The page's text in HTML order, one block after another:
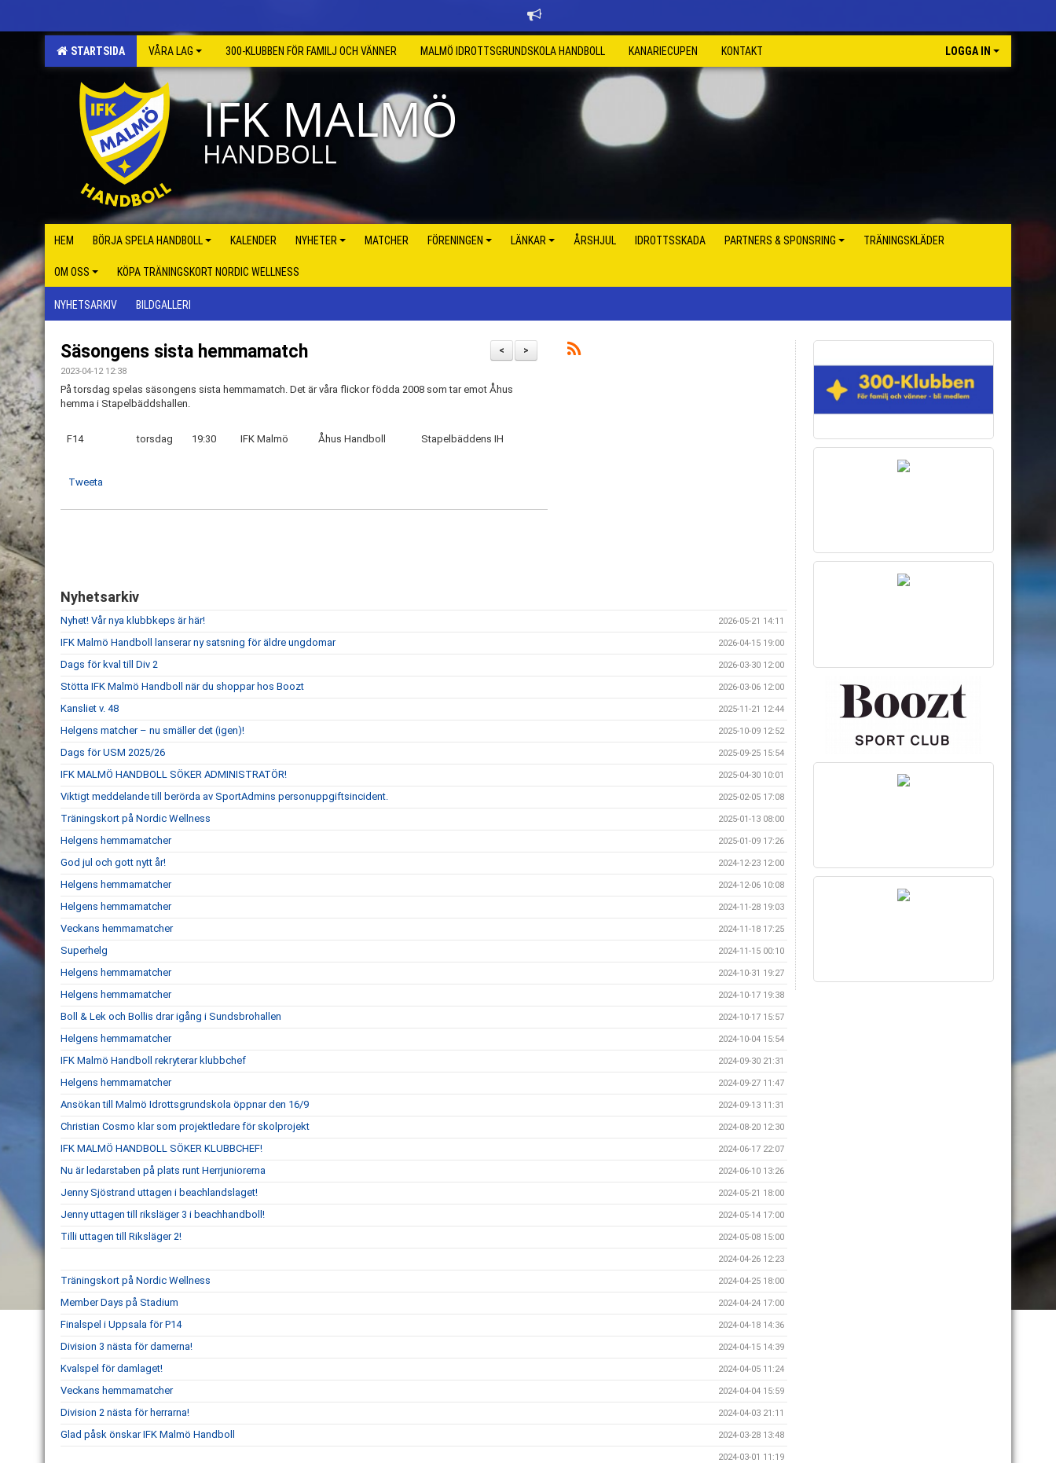
STARTSIDA VÅRA LAG 300-KLUBBEN FÖR FAMILJ OCH VÄNNER MALMÖ IDROTTSGRUNDSKOLA HANDBOLL KANARIECUPEN KONTAKT LOGGA IN
IFK MALMÖ
HANDBOLL
HEM BÖRJA SPELA HANDBOLL KALENDER NYHETER MATCHER FÖRENINGEN LÄNKAR ÅRSHJUL IDROTTSSKADA PARTNERS & SPONSRING TRÄNINGSKLÄDER
OM OSS KÖPA TRÄNINGSKORT NORDIC WELLNESS
NYHETSARKIV BILDGALLERI
>
<
Säsongens sista hemmamatch
2023-04-12 12:38
På torsdag spelas säsongens sista hemmamatch. Det är våra flickor födda 2008 som tar emot Åhus
hemma i Stapelbäddshallen.
F14 torsdag 19:30 IFK Malmö Åhus Handboll Stapelbäddens IH
Tweeta
Nyhetsarkiv
Nyhet! Vår nya klubbkeps är här! 2026-05-21 14:11
IFK Malmö Handboll lanserar ny satsning för äldre ungdomar 2026-04-15 19:00
Dags för kval till Div 2 2026-03-30 12:00
Stötta IFK Malmö Handboll när du shoppar hos Boozt 2026-03-06 12:00
Kansliet v. 48 2025-11-21 12:44
Helgens matcher – nu smäller det (igen)! 2025-10-09 12:52
Dags för USM 2025/26 2025-09-25 15:54
IFK MALMÖ HANDBOLL SÖKER ADMINISTRATÖR! 2025-04-30 10:01
Viktigt meddelande till berörda av SportAdmins personuppgiftsincident. 2025-02-05 17:08
Träningskort på Nordic Wellness 2025-01-13 08:00
Helgens hemmamatcher 2025-01-09 17:26
God jul och gott nytt år! 2024-12-23 12:00
Helgens hemmamatcher 2024-12-06 10:08
Helgens hemmamatcher 2024-11-28 19:03
Veckans hemmamatcher 2024-11-18 17:25
Superhelg 2024-11-15 00:10
Helgens hemmamatcher 2024-10-31 19:27
Helgens hemmamatcher 2024-10-17 19:38
Boll & Lek och Bollis drar igång i Sundsbrohallen 2024-10-17 15:57
Helgens hemmamatcher 2024-10-04 15:54
IFK Malmö Handboll rekryterar klubbchef 2024-09-30 21:31
Helgens hemmamatcher 2024-09-27 11:47
Ansökan till Malmö Idrottsgrundskola öppnar den 16/9 2024-09-13 11:31
Christian Cosmo klar som projektledare för skolprojekt 2024-08-20 12:30
IFK MALMÖ HANDBOLL SÖKER KLUBBCHEF! 2024-06-17 22:07
Nu är ledarstaben på plats runt Herrjuniorerna 2024-06-10 13:26
Jenny Sjöstrand uttagen i beachlandslaget! 2024-05-21 18:00
Jenny uttagen till riksläger 3 i beachhandboll! 2024-05-14 17:00
Tilli uttagen till Riksläger 2! 2024-05-08 15:00
2024-04-26 12:23
Träningskort på Nordic Wellness 2024-04-25 18:00
Member Days på Stadium 2024-04-24 17:00
Finalspel i Uppsala för P14 2024-04-18 14:36
Division 3 nästa för damerna! 2024-04-15 14:39
Kvalspel för damlaget! 2024-04-05 11:24
Veckans hemmamatcher 2024-04-04 15:59
Division 2 nästa för herrarna! 2024-04-03 21:11
Glad påsk önskar IFK Malmö Handboll 2024-03-28 13:48
2024-03-01 11:19